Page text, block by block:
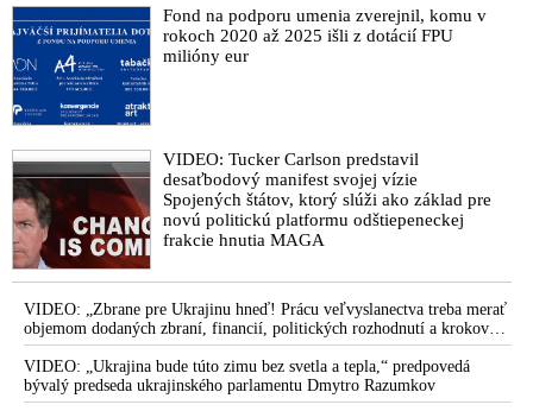
Trumpa, ktorými rozpútal vojnu proti extrémistickej
progresívno-liberálnej ideológii
Na upokojenie situácie v rozdelenej slovenskej spoločnosti
apeluje po výzve vedenia Univerzity Komenského už aj
Slovenská technická univerzita v Bratislave: „Vyzývame
všetkých aktérov verejného a spoločenského života, vrátane
médií, na zodpovedné konanie v záujme upokojenia situácie a
na maximálne úsilie o racionálne a konsenzuálne riešenia na
prospech Slovenska a jeho občanov“
VIDEO: Bývalý šéf SIS Michal Aláč o vážnosti správy
slovenskej tajnej služby, ktorá hovorí o príprave štátneho
prevratu v réžii mimovládok a opozície, o politických
nadáciach a poradenských firmách, ktoré sa v minulosti
pokúsili o zvrhnutie vlády aj v iných štátoch Európy, o
odpočúvaní organizátorov nepokojov, ale aj o tom, čo vlastne
tajná služba smie robiť a kedy už musia aktívne zakročiť iné
Fond na podporu umenia zverejnil, komu v
rokoch 2020 až 2025 išli z dotácií FPU
milióny eur
VIDEO: Tucker Carlson predstavil
desaťbodový manifest svojej vízie
Spojených štátov, ktorý slúži ako základ pre
novú politickú platformu odštiepeneckej
frakcie hnutia MAGA
VIDEO: „Zbrane pre Ukrajinu hneď! Prácu veľvyslanectva treba merať
objemom dodaných zbraní, financií, politických rozhodnutí a krokov
tlaku na nepriateľa,“ povedal Volodymyr Zelenskyj zhromaždeným
ukrajinským diplomatom v Kyjeve. Donald Trump mu potom odkázal,
že USA Ukrajine nedodajú protiraketové systémy Patriot
VIDEO: „Ukrajina bude túto zimu bez svetla a tepla,“ predpovedá
bývalý predseda ukrajinského parlamentu Dmytro Razumkov